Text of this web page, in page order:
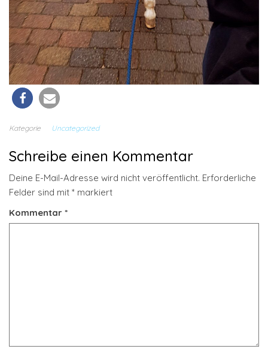
Kategorie Uncategorized
Schreibe einen Kommentar
Deine E-Mail-Adresse wird nicht veröffentlicht. Erforderliche
Felder sind mit * markiert
Kommentar *